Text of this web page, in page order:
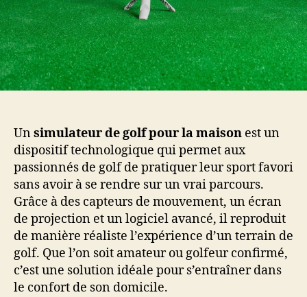
Unsimulateur de golf pour la maison est un
dispositif technologique qui permet aux
passionnés de golf de pratiquer leur sport favori
sans avoir à se rendre sur un vrai parcours.
Grâce à des capteurs de mouvement, un écran
de projection et un logiciel avancé, il reproduit
de manière réaliste l’expérience d’un terrain de
golf. Que l’on soit amateur ou golfeur confirmé,
c’est une solution idéale pour s’entraîner dans
le confort de son domicile.